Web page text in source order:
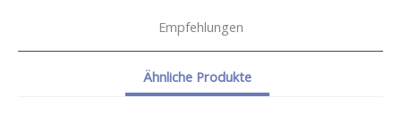
Empfehlungen
Ähnliche Produkte